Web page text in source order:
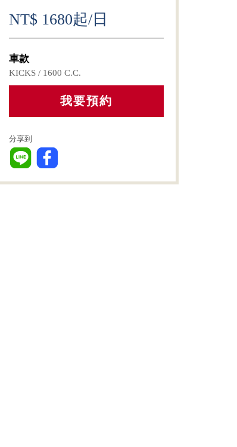
NT$ 1680起/日
車款
KICKS / 1600 C.C.